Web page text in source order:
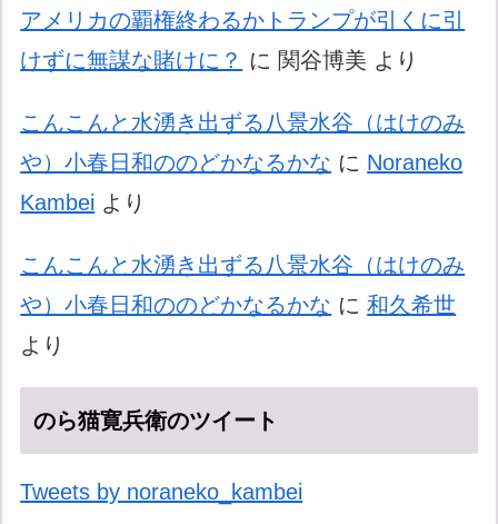
アメリカの覇権終わるかトランプが引くに引
けずに無謀な賭けに？ に 関谷博美 より
こんこんと水湧き出ずる八景水谷（はけのみ
や）小春日和ののどかなるかな に Noraneko
Kambei より
こんこんと水湧き出ずる八景水谷（はけのみ
や）小春日和ののどかなるかな に和久希世
より
のら猫寛兵衛のツイート
Tweets by noraneko_kambei